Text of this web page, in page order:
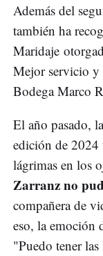
Además del
también ha
Maridaje
Mejor servicio
Bodega Marco
El año pasado,
edición de 2024
lágrimas en los
Zarranz no
compañera de
eso, la emoción
"Puedo tener